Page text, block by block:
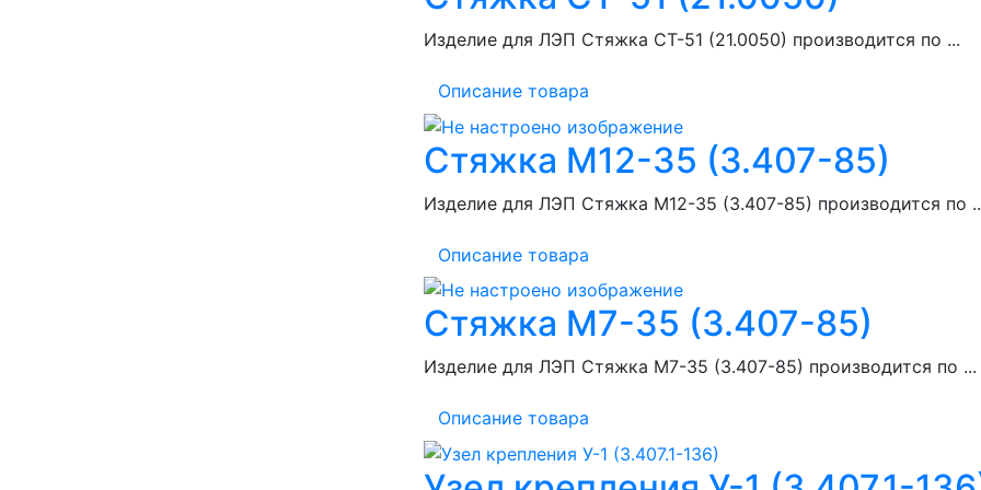
Изделие для ЛЭП Стяжка СТ-51 (21.0050) производится по ...
Описание товара
Стяжка М12-35 (3.407-85)
Изделие для ЛЭП Стяжка М12-35 (3.407-85) производится по
Описание товара
Стяжка М7-35 (3.407-85)
Изделие для ЛЭП Стяжка М7-35 (3.407-85) производится по ...
Описание товара